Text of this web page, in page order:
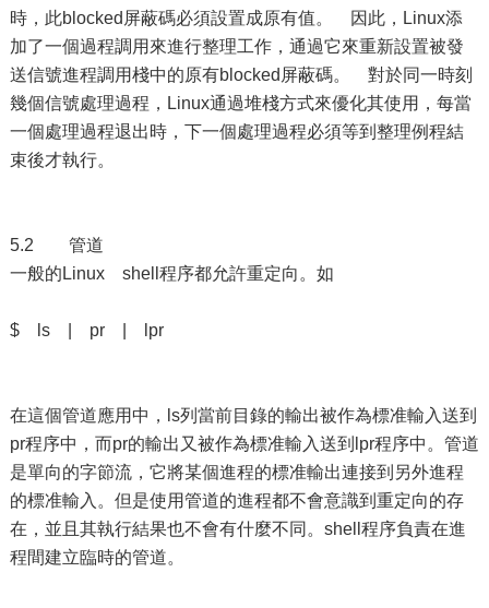
時，此blocked屏蔽碼必須設置成原有值。 因此，Linux添
加了一個過程調用來進行整理工作，通過它來重新設置被發
送信號進程調用棧中的原有blocked屏蔽碼。 對於同一時刻
幾個信號處理過程，Linux通過堆棧方式來優化其使用，每當
一個處理過程退出時，下一個處理過程必須等到整理例程結
束後才執行。
5.2 管道
一般的Linux shell程序都允許重定向。如
$ ls | pr | lpr
在這個管道應用中，ls列當前目錄的輸出被作為標准輸入送到
pr程序中，而pr的輸出又被作為標准輸入送到lpr程序中。管道
是單向的字節流，它將某個進程的標准輸出連接到另外進程
的標准輸入。但是使用管道的進程都不會意識到重定向的存
在，並且其執行結果也不會有什麼不同。shell程序負責在進
程間建立臨時的管道。